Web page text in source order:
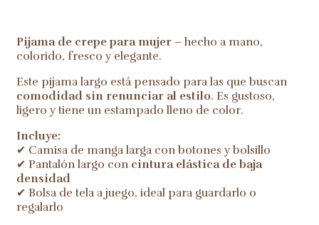
Pijama de crepe para mujer – hecho a mano,
colorido, fresco y elegante.
Este pijama largo está pensado para las que buscan
comodidad sin renunciar al estilo. Es gustoso,
ligero y tiene un estampado lleno de color.
Incluye:
✔ Camisa de manga larga con botones y bolsillo
✔ Pantalón largo con cintura elástica de baja
densidad
✔ Bolsa de tela a juego, ideal para guardarlo o
regalarlo